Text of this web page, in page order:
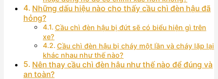
Những dấu hiệu nào cho thấy cầu chì đèn hậu đã
hỏng?
Cầu chì đèn hậu bị đứt sẽ có biểu hiện gì trên
xe?
Cầu chì đèn hậu bị cháy một lần và cháy lặp lại
khác nhau như thế nào?
Nên thay cầu chì đèn hậu như thế nào để đúng và
an toàn?